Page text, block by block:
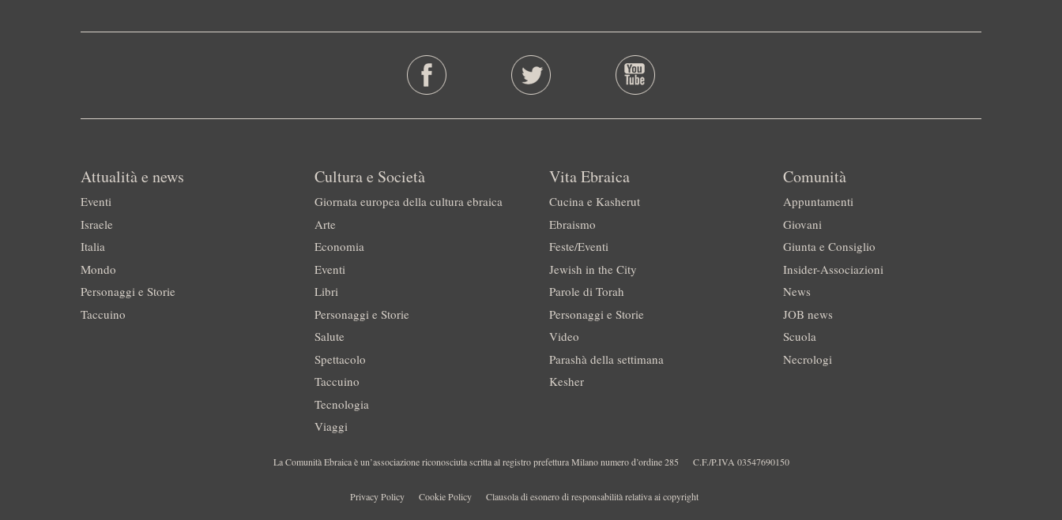
Attualità e news
Eventi
Israele
Italia
Mondo
Personaggi e Storie
Taccuino
Cultura e Società
Giornata europea della cultura ebraica
Arte
Economia
Eventi
Libri
Personaggi e Storie
Salute
Spettacolo
Taccuino
Tecnologia
Viaggi
Vita Ebraica
Cucina e Kasherut
Ebraismo
Feste/Eventi
Jewish in the City
Parole di Torah
Personaggi e Storie
Video
Parashà della settimana
Kesher
Comunità
Appuntamenti
Giovani
Giunta e Consiglio
Insider-Associazioni
News
JOB news
Scuola
Necrologi
La Comunità Ebraica è un’associazione riconosciuta scritta al registro prefettura Milano numero d’ordine 285 C.F./P.IVA 03547690150
Privacy Policy Cookie Policy Clausola di esonero di responsabilità relativa ai copyright